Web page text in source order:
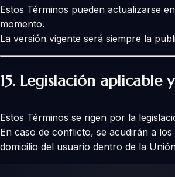
Estos Términos pueden actualizarse
momento.
La versión vigente será siempre la
15. Legislación aplicable
Estos Términos se rigen por la
En caso de conflicto, se acudirán a los
domicilio del usuario dentro de la